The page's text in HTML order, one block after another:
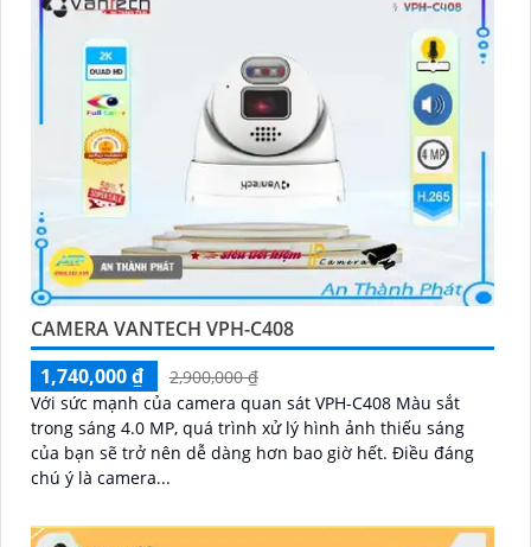
CAMERA VANTECH VPH-C408
1,740,000 ₫
2,900,000 ₫
Với sức mạnh của camera quan sát VPH-C408 Màu sắt
trong sáng 4.0 MP, quá trình xử lý hình ảnh thiếu sáng
của bạn sẽ trở nên dễ dàng hơn bao giờ hết. Điều đáng
chú ý là camera...